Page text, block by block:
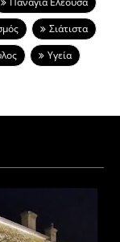
Σιάτιστα
Υγεία